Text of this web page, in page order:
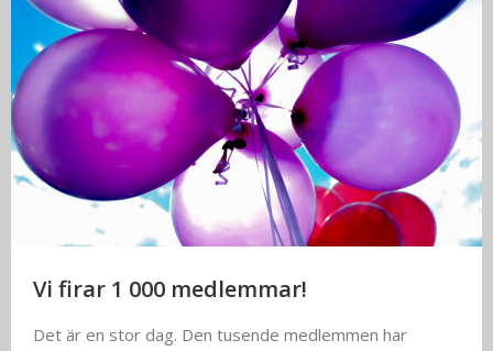
Vi firar 1 000 medlemmar!
Det är en stor dag. Den tusende medlemmen har